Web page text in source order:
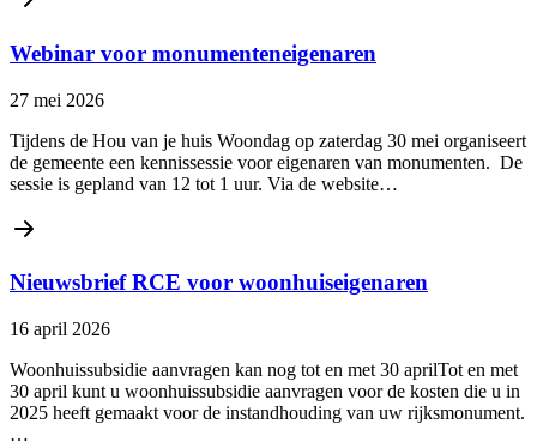
Webinar voor monumenteneigenaren
27 mei 2026
Tijdens de Hou van je huis Woondag op zaterdag 30 mei organiseert
de gemeente een kennissessie voor eigenaren van monumenten. De
sessie is gepland van 12 tot 1 uur. Via de website…
Nieuwsbrief RCE voor woonhuiseigenaren
16 april 2026
Woonhuissubsidie aanvragen kan nog tot en met 30 aprilTot en met
30 april kunt u woonhuissubsidie aanvragen voor de kosten die u in
2025 heeft gemaakt voor de instandhouding van uw rijksmonument.
…